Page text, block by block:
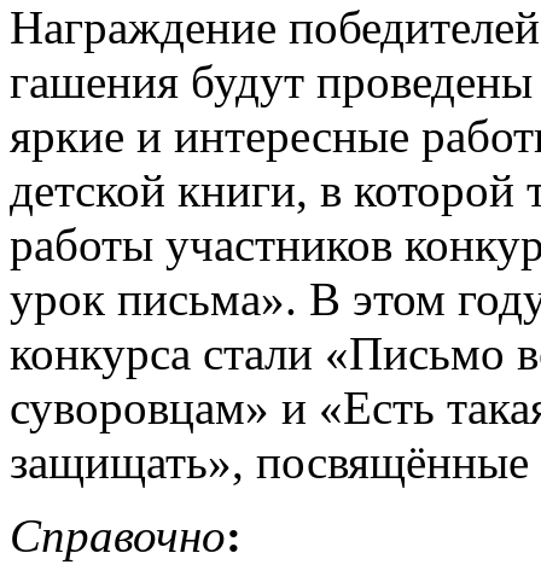
Награждение
гашения будут
яркие и интересные
детской книги, в
работы участников
урок письма». В этом
конкурса стали «Письмо
суворовцам» и «Есть
защищать»,
Справочно: